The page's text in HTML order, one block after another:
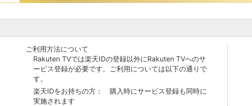
ご利用方法について
Rakuten TVでは楽天IDの登録以外にRakuten TVへのサ
ービス登録が必要です。ご利用については以下の通りで
す。
楽天IDをお持ちの方： 購入時にサービス登録も同時に
実施されます